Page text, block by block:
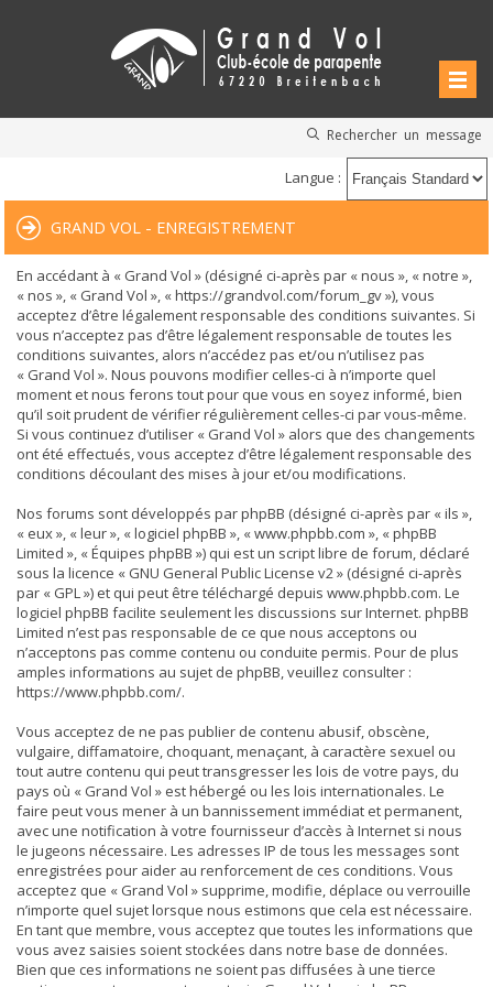
Rechercher un message
Langue :
GRAND VOL - ENREGISTREMENT
En accédant à « Grand Vol » (désigné ci-après par « nous », « notre »,
« nos », « Grand Vol », « https://grandvol.com/forum_gv »), vous
acceptez d’être légalement responsable des conditions suivantes. Si
vous n’acceptez pas d’être légalement responsable de toutes les
conditions suivantes, alors n’accédez pas et/ou n’utilisez pas
« Grand Vol ». Nous pouvons modifier celles-ci à n’importe quel
moment et nous ferons tout pour que vous en soyez informé, bien
qu’il soit prudent de vérifier régulièrement celles-ci par vous-même.
Si vous continuez d’utiliser « Grand Vol » alors que des changements
ont été effectués, vous acceptez d’être légalement responsable des
conditions découlant des mises à jour et/ou modifications.
Nos forums sont développés par phpBB (désigné ci-après par « ils »,
« eux », « leur », « logiciel phpBB », « www.phpbb.com », « phpBB
Limited », « Équipes phpBB ») qui est un script libre de forum, déclaré
sous la licence « GNU General Public License v2» (désigné ci-après
par « GPL ») et qui peut être téléchargé depuis www.phpbb.com. Le
logiciel phpBB facilite seulement les discussions sur Internet. phpBB
Limited n’est pas responsable de ce que nous acceptons ou
n’acceptons pas comme contenu ou conduite permis. Pour de plus
amples informations au sujet de phpBB, veuillez consulter :
https://www.phpbb.com/.
Vous acceptez de ne pas publier de contenu abusif, obscène,
vulgaire, diffamatoire, choquant, menaçant, à caractère sexuel ou
tout autre contenu qui peut transgresser les lois de votre pays, du
pays où « Grand Vol » est hébergé ou les lois internationales. Le
faire peut vous mener à un bannissement immédiat et permanent,
avec une notification à votre fournisseur d’accès à Internet si nous
le jugeons nécessaire. Les adresses IP de tous les messages sont
enregistrées pour aider au renforcement de ces conditions. Vous
acceptez que « Grand Vol » supprime, modifie, déplace ou verrouille
n’importe quel sujet lorsque nous estimons que cela est nécessaire.
En tant que membre, vous acceptez que toutes les informations que
vous avez saisies soient stockées dans notre base de données.
Bien que ces informations ne soient pas diffusées à une tierce